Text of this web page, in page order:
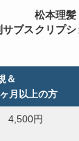
松本理髪
サブスクリプ
規＆
月以上の方
4,500円